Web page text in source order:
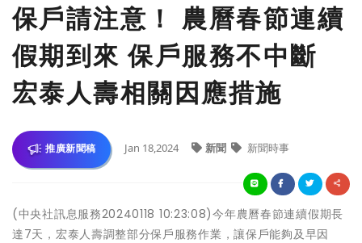
保戶請注意！ 農曆春節連續
假期到來 保戶服務不中斷
宏泰人壽相關因應措施
推廣新聞稿 Jan 18,2024 新聞 新聞時事
(中央社訊息服務20240118 10:23:08)今年農曆春節連續假期長
達7天，宏泰人壽調整部分保戶服務作業，讓保戶能夠及早因